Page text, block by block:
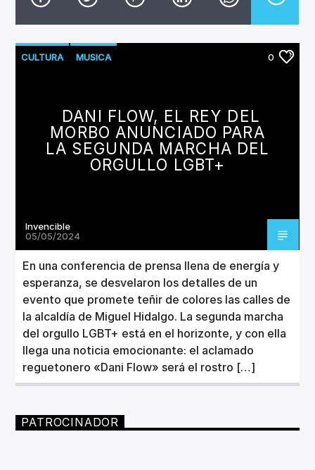
TÍTULO
ARTISTA
Invencible Radio
CULTURA MUSICA 0
DANI FLOW, EL REY DEL
MORBO ANUNCIADO PARA
LA SEGUNDA MARCHA DEL
ORGULLO LGBT+
Invencible
05/05/2024
En una conferencia de prensa llena de energía y
esperanza, se desvelaron los detalles de un
evento que promete teñir de colores las calles de
la alcaldía de Miguel Hidalgo. La segunda marcha
del orgullo LGBT+ está en el horizonte, y con ella
llega una noticia emocionante: el aclamado
reguetonero «Dani Flow» será el rostro […]
PATROCINADOR